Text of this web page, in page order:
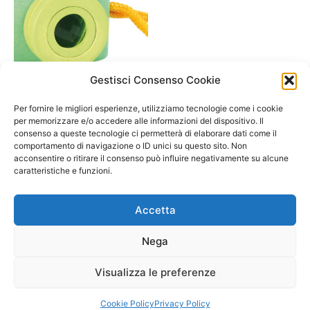
Gestisci Consenso Cookie
Per fornire le migliori esperienze, utilizziamo tecnologie come i cookie
per memorizzare e/o accedere alle informazioni del dispositivo. Il
consenso a queste tecnologie ci permetterà di elaborare dati come il
comportamento di navigazione o ID unici su questo sito. Non
acconsentire o ritirare il consenso può influire negativamente su alcune
caratteristiche e funzioni.
Accetta
Nega
Visualizza le preferenze
Cookie PolicyPrivacy Policy
NEW: Macchina Fotografica
in legno- Small foot
16,90€
Select options
Copyright © 2026 Il Gatto Blu Giochi educativi Montessori e